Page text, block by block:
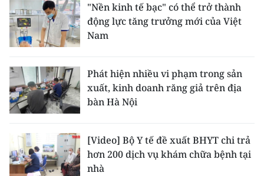
"Nền kinh tế bạc" có thể trở thành
động lực tăng trưởng mới của Việt
Nam
Phát hiện nhiều vi phạm trong sản
xuất, kinh doanh răng giả trên địa
bàn Hà Nội
[Video] Bộ Y tế đề xuất BHYT chi trả
hơn 200 dịch vụ khám chữa bệnh tại
nhà